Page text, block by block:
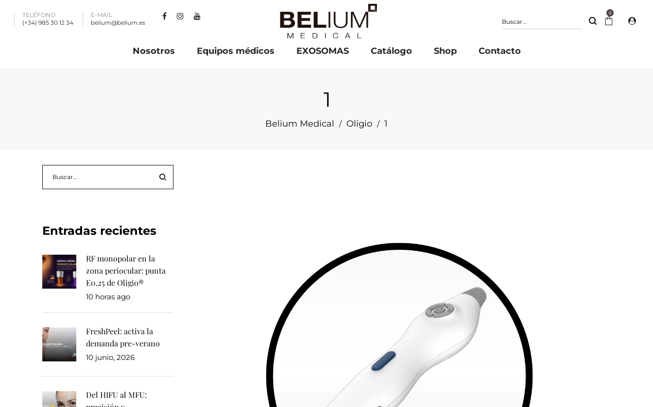
TELÉFONO
(+34) 985 30 12 34
E-MAIL
belium@belium.es
0
Nosotros Equipos médicos EXOSOMAS Catálogo Shop Contacto
1
Belium Medical / Oligio / 1
Entradas recientes
RF monopolar en la
zona periocular: punta
E0.25 de Oligio®
10 horas ago
FreshPeel: activa la
demanda pre-verano
10 junio, 2026
Del HIFU al MFU: